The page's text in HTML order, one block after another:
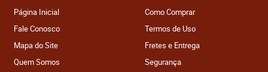
Página Inicial
Fale Conosco
Mapa do Site
Quem Somos
Como Comprar
Termos de Uso
Fretes e Entrega
Segurança